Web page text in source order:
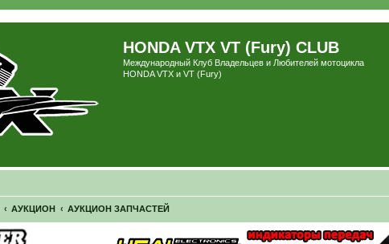
HONDA VTX VT (Fury) CLUB
Международный Клуб Владельцев и Любителей мотоцикла
HONDA VTX и VT (Fury)
АУКЦИОН АУКЦИОН ЗАПЧАСТЕЙ